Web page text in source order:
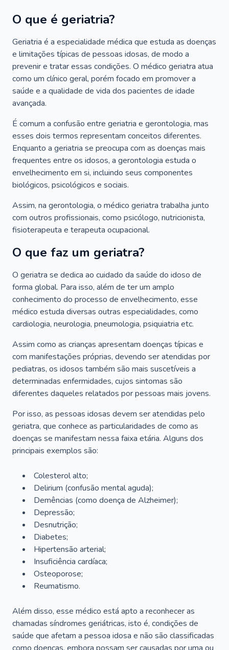
O que é geriatria?
Geriatria é a especialidade médica que estuda as doenças
e limitações típicas de pessoas idosas, de modo a
prevenir e tratar essas condições. O médico geriatra atua
como um clínico geral, porém focado em promover a
saúde e a qualidade de vida dos pacientes de idade
avançada.
É comum a confusão entre geriatria e gerontologia, mas
esses dois termos representam conceitos diferentes.
Enquanto a geriatria se preocupa com as doenças mais
frequentes entre os idosos, a gerontologia estuda o
envelhecimento em si, incluindo seus componentes
biológicos, psicológicos e sociais.
Assim, na gerontologia, o médico geriatra trabalha junto
com outros profissionais, como psicólogo, nutricionista,
fisioterapeuta e terapeuta ocupacional.
O que faz um geriatra?
O geriatra se dedica ao cuidado da saúde do idoso de
forma global. Para isso, além de ter um amplo
conhecimento do processo de envelhecimento, esse
médico estuda diversas outras especialidades, como
cardiologia, neurologia, pneumologia, psiquiatria etc.
Assim como as crianças apresentam doenças típicas e
com manifestações próprias, devendo ser atendidas por
pediatras, os idosos também são mais suscetíveis a
determinadas enfermidades, cujos sintomas são
diferentes daqueles relatados por pessoas mais jovens.
Por isso, as pessoas idosas devem ser atendidas pelo
geriatra, que conhece as particularidades de como as
doenças se manifestam nessa faixa etária. Alguns dos
principais exemplos são:
Colesterol alto;
Delirium (confusão mental aguda);
Demências (como doença de Alzheimer);
Depressão;
Desnutrição;
Diabetes;
Hipertensão arterial;
Insuficiência cardíaca;
Osteoporose;
Reumatismo.
Além disso, esse médico está apto a reconhecer as
chamadas síndromes geriátricas, isto é, condições de
saúde que afetam a pessoa idosa e não são classificadas